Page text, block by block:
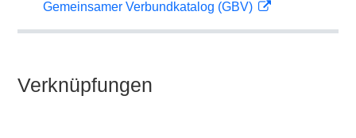
Gemeinsamer Verbundkatalog (GBV)
Verknüpfungen